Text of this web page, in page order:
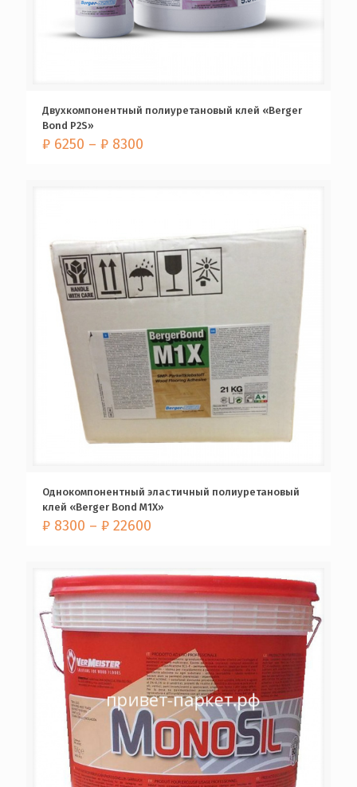
Двухкомпонентный полиуретановый клей «Berger
Bond P2S»
₽ 6250 – ₽ 8300
Однокомпонентный эластичный полиуретановый
клей «Berger Bond M1X»
₽ 8300 – ₽ 22600